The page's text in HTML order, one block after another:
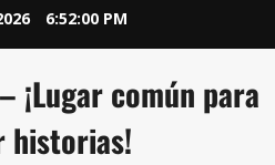
6:52:01 PM
¡Lugar común para
historias!